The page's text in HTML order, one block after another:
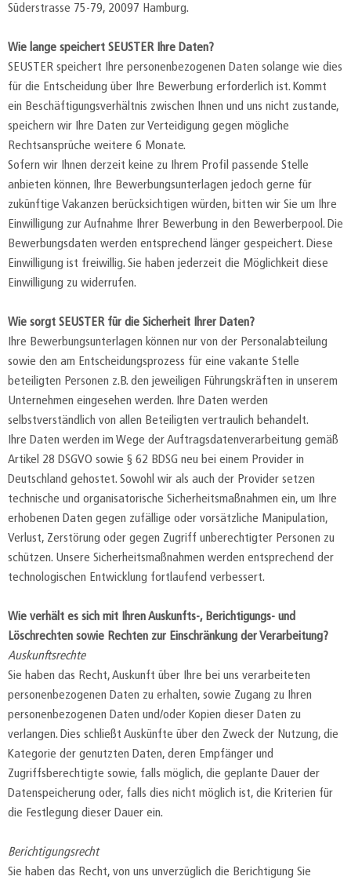
Süderstrasse 75-79, 20097 Hamburg.
Wie lange speichert SEUSTER Ihre Daten?
SEUSTER speichert Ihre personenbezogenen Daten solange wie dies
für die Entscheidung über Ihre Bewerbung erforderlich ist. Kommt
ein Beschäftigungsverhältnis zwischen Ihnen und uns nicht zustande,
speichern wir Ihre Daten zur Verteidigung gegen mögliche
Rechtsansprüche weitere 6 Monate.
Sofern wir Ihnen derzeit keine zu Ihrem Profil passende Stelle
anbieten können, Ihre Bewerbungsunterlagen jedoch gerne für
zukünftige Vakanzen berücksichtigen würden, bitten wir Sie um Ihre
Einwilligung zur Aufnahme Ihrer Bewerbung in den Bewerberpool. Die
Bewerbungsdaten werden entsprechend länger gespeichert. Diese
Einwilligung ist freiwillig. Sie haben jederzeit die Möglichkeit diese
Einwilligung zu widerrufen.
Wie sorgt SEUSTER für die Sicherheit Ihrer Daten?
Ihre Bewerbungsunterlagen können nur von der Personalabteilung
sowie den am Entscheidungsprozess für eine vakante Stelle
beteiligten Personen z.B. den jeweiligen Führungskräften in unserem
Unternehmen eingesehen werden. Ihre Daten werden
selbstverständlich von allen Beteiligten vertraulich behandelt.
Ihre Daten werden im Wege der Auftragsdatenverarbeitung gemäß
Artikel 28 DSGVO sowie § 62 BDSG neu bei einem Provider in
Deutschland gehostet. Sowohl wir als auch der Provider setzen
technische und organisatorische Sicherheitsmaßnahmen ein, um Ihre
erhobenen Daten gegen zufällige oder vorsätzliche Manipulation,
Verlust, Zerstörung oder gegen Zugriff unberechtigter Personen zu
schützen. Unsere Sicherheitsmaßnahmen werden entsprechend der
technologischen Entwicklung fortlaufend verbessert.
Wie verhält es sich mit Ihren Auskunfts-, Berichtigungs- und
Löschrechten sowie Rechten zur Einschränkung der Verarbeitung?
Auskunftsrechte
Sie haben das Recht, Auskunft über Ihre bei uns verarbeiteten
personenbezogenen Daten zu erhalten, sowie Zugang zu Ihren
personenbezogenen Daten und/oder Kopien dieser Daten zu
verlangen. Dies schließt Auskünfte über den Zweck der Nutzung, die
Kategorie der genutzten Daten, deren Empfänger und
Zugriffsberechtigte sowie, falls möglich, die geplante Dauer der
Datenspeicherung oder, falls dies nicht möglich ist, die Kriterien für
die Festlegung dieser Dauer ein.
Berichtigungsrecht
Sie haben das Recht, von uns unverzüglich die Berichtigung Sie